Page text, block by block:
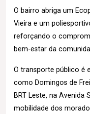
O bairro abriga um
Vieira e um
reforçando o
bem-estar da
O transporte público é
como Domingos de
BRT Leste, na
mobilidade dos